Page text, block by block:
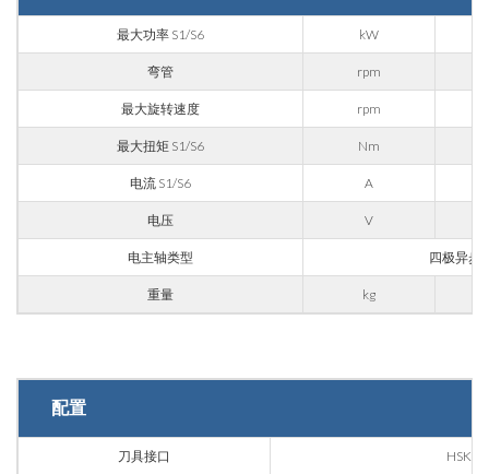
邮箱
公司
最大功率 S1/S6 kW
弯管 rpm
最大旋转速度 rpm
最大扭矩 S1/S6 Nm
电流 S1/S6 A
电压 V
电主轴类型 四极异步
重量 kg
配置
刀具接口 HSK